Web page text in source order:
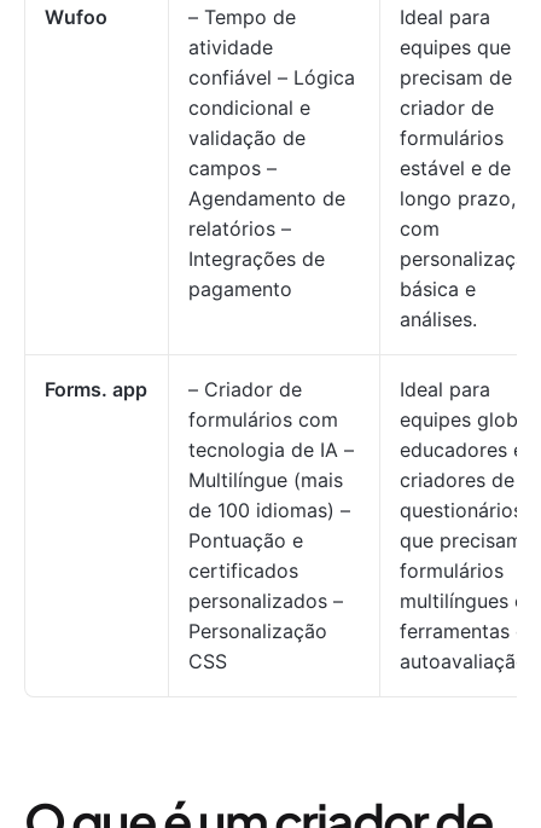
Wufoo
– Tempo de
atividade
confiável – Lógica
condicional e
validação de
campos –
Agendamento de
relatórios –
Integrações de
pagamento
Ideal para
equipes que
precisam de
criador de
formulários
estável e de
longo prazo,
com
personalização
básica e
análises.
Forms. app
– Criador de
formulários com
tecnologia de IA –
Multilíngue (mais
de 100 idiomas) –
Pontuação e
certificados
personalizados –
Personalização
CSS
Ideal para
equipes
educadores e
criadores de
questionários
que precisam
formulários
multilíngues e
ferramentas de
autoavaliação.